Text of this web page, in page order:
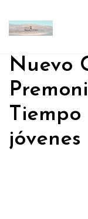
Nuevo
jóvenes